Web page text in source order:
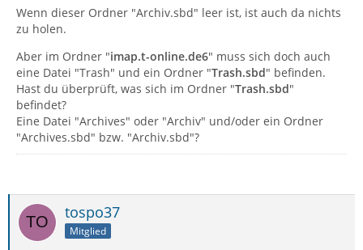
Wenn dieser Ordner "Archiv.sbd" leer ist, ist auch da nichts
zu holen.
Aber im Ordner "imap.t-online.de6" muss sich doch auch
eine Datei "Trash" und ein Ordner "Trash.sbd" befinden.
Hast du überprüft, was sich im Ordner "Trash.sbd"
befindet?
Eine Datei "Archives" oder "Archiv" und/oder ein Ordner
"Archives.sbd" bzw. "Archiv.sbd"?
tospo37
Mitglied